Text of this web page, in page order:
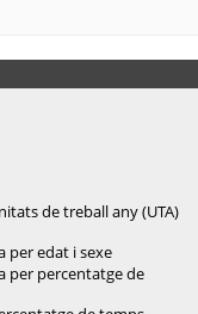
de treball any (UTA)
per edat i sexe
per percentatge de